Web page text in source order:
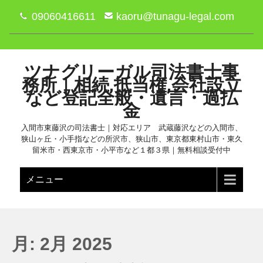
09060416611 kaoru@tunagu-legal.com
ツナグリーガル司法書士事
務所｜相続,抵当権,会社設立
など登記全般・遺言・過払
金
入間市東藤沢の司法書士｜対応エリア 武蔵藤沢などの入間市、
狭山ヶ丘・小手指などの所沢市、狭山市、東京都東村山市・東久
留米市・西東京市・小平市など１都３県｜無料相談受付中
メニュー
月: 2月 2025